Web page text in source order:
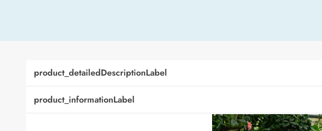
product_detailedDescriptionLabel
product_informationLabel